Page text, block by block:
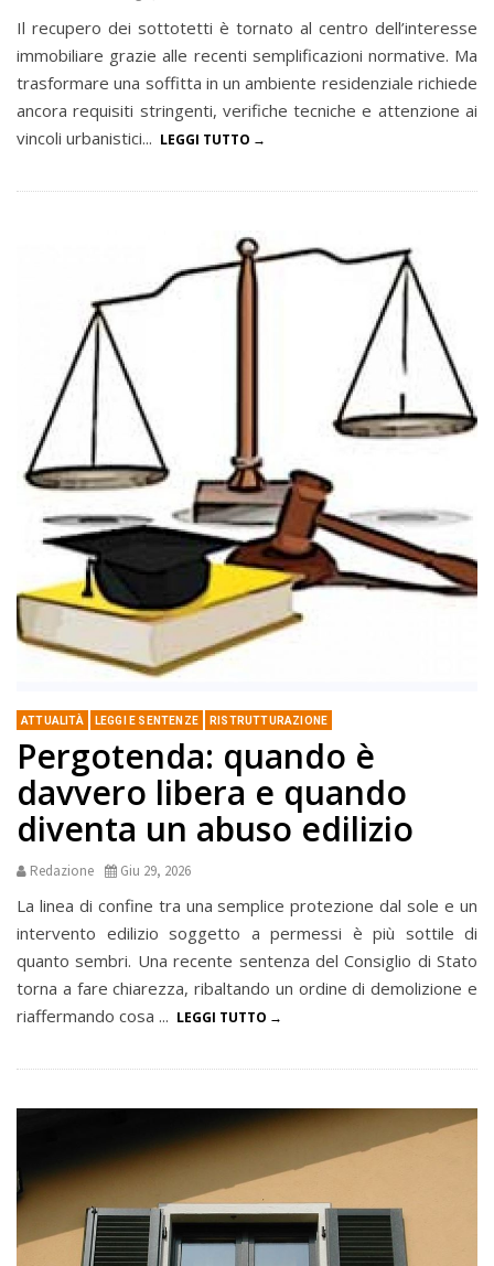
Il recupero dei sottotetti è tornato al centro dell’interesse
immobiliare grazie alle recenti semplificazioni normative. Ma
trasformare una soffitta in un ambiente residenziale richiede
ancora requisiti stringenti, verifiche tecniche e attenzione ai
vincoli urbanistici... LEGGI TUTTO
ATTUALITÀ LEGGI E SENTENZE RISTRUTTURAZIONE
Pergotenda: quando è
davvero libera e quando
diventa un abuso edilizio
Redazione Giu 29, 2026
La linea di confine tra una semplice protezione dal sole e un
intervento edilizio soggetto a permessi è più sottile di
quanto sembri. Una recente sentenza del Consiglio di Stato
torna a fare chiarezza, ribaltando un ordine di demolizione e
riaffermando cosa ... LEGGI TUTTO